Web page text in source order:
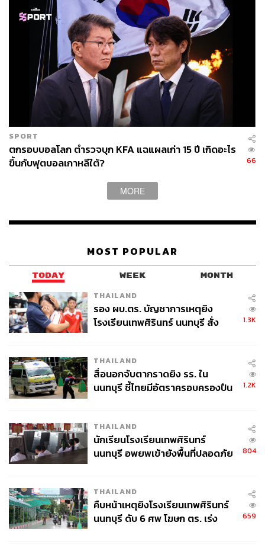
ราอูล คาสโตร และอเลฮานโดร คาสโตร เอสปิน บุตรชาย
ของเขา
คิวบาโต้สหรัฐฯ บิดเบือนข้อเท็จจริง
อย่างไรก็ตาม ประธานาธิบดีดิอาซ กาเนล อธิบายว่า
เหตุการณ์ยิงเครื่องบินตกในปี 1996 เป็นการกระทำเพื่อ
“ป้องกันตนเองโดยชอบธรรม” ของคิวบา และยืนยันว่า
สหรัฐฯ “ทราบดีอยู่แล้ว เพราะมีหลักฐานเอกสารมากมาย ว่า
ไม่มีการกระทำที่ประมาทเลินเล่อ และไม่มีการละเมิด
กฎหมายระหว่างประเทศ” และย้ำว่าคิวบาได้กระทำการ
“ป้องกันตนเองโดยชอบธรรมภายในน่านน้ำของตน”
ดิอาซ-คาเนลยังชี้ว่า “การฟ้องร้องคาสโตร ถูกนำมาใช้เพื่อ
ทหารต่อคิวบา” และกล่าวหาสหรัฐฯ ว่าบิดเบือนข้อเท็จจริง
เกี่ยวกับการยิงเครื่องบินตก
ที่ผ่านมา คิวบาโต้แย้งว่าการโจมตีเครื่องบินดังกล่าว เป็นการ
ตอบโต้ที่ชอบด้วยกฎหมายต่อการละเมิดน่านฟ้าซ้ำแล้วซ้ำ
เล่า
ดำเนินการภายใต้ “คำสั่งให้ยิงเครื่องบินที่รุกล้ำดินแดนคิวบา
และยืนยันว่าราอูล คาสโตรไม่ได้สั่งการโจมตีด้วยตนเอง
ราอูล คาสโตร คือใคร?
ราอูล คาสโตร เกิดในปี 1931 มีบทบาทสำคัญเคียงข้างฟิเดล
ฟุลเกนซิโอ บาติสต้า ที่ได้รับการสนับสนุนจากสหรัฐฯ
เขาดำรงตำแหน่งรัฐมนตรีว่าการกระทรวงกลาโหมของ
SPORT
ตกรอบบอลโลก ตำรวจบุก KFA แฉแผลเก่า 15 ปี เกิดอะไร
ขึ้นกับฟุตบอลเกาหลีใต้?
66
MORE
MOST POPULAR
TODAY WEEK MONTH
THAILAND
รอง ผบ.ตร. บัญชาการเหตุยิง
โรงเรียนเทพศิรินทร์ นนทบุรี สั่ง
1.3K
THAILAND
สื่อนอกจับตากราดยิง รร. ใน
นนทบุรี ชี้ไทยมีอัตราครอบครองปืน
1.2K
THAILAND
นักเรียนโรงเรียนเทพศิรินทร์
นนทบุรี อพยพเข้ายังพื้นที่ปลอดภัย
804
THAILAND
คืบหน้าเหตุยิงโรงเรียนเทพศิรินทร์
นนทบุรี ดับ 6 ศพ โฆษก ตร. เร่ง
659